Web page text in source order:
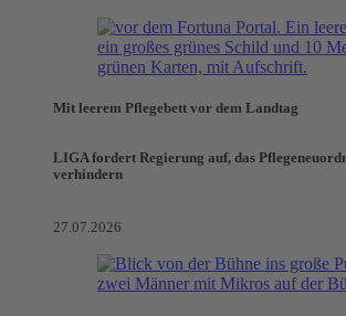
Mit leerem Pflegebett vor dem Landtag
LIGA fordert Regierung auf, das
verhindern
27.07.2026